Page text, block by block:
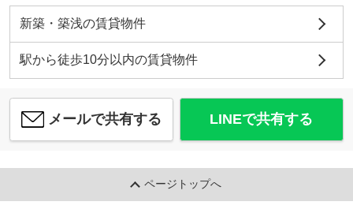
新築・築浅の賃貸物件
駅から徒歩10分以内の賃貸物件
メールで共有する LINEで共有する
ページトップへ